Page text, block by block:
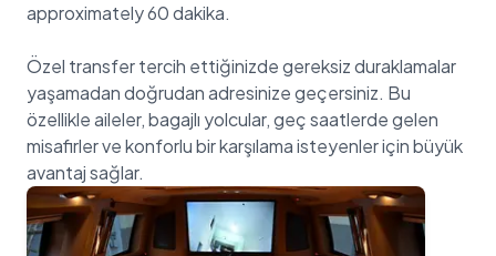
approximately 60 dakika.
Özel transfer tercih ettiğinizde gereksiz duraklamalar
yaşamadan doğrudan adresinize geçersiniz. Bu
özellikle aileler, bagajlı yolcular, geç saatlerde gelen
misafirler ve konforlu bir karşılama isteyenler için büyük